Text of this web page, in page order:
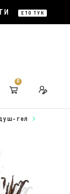
ЕТО ТУК
0
гел